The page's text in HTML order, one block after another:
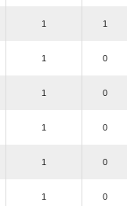
1 1
1 0
1 0
1 0
1 0
1 0